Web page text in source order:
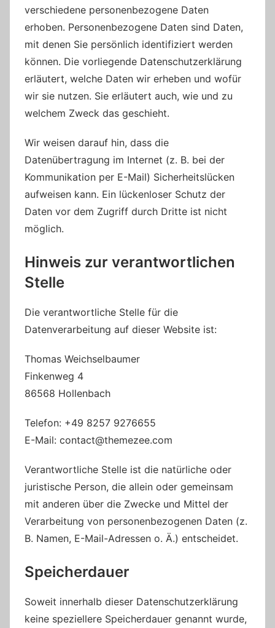
verschiedene personenbezogene Daten
erhoben. Personenbezogene Daten sind Daten,
mit denen Sie persönlich identifiziert werden
können. Die vorliegende Datenschutzerklärung
erläutert, welche Daten wir erheben und wofür
wir sie nutzen. Sie erläutert auch, wie und zu
welchem Zweck das geschieht.
Wir weisen darauf hin, dass die
Datenübertragung im Internet (z. B. bei der
Kommunikation per E-Mail) Sicherheitslücken
aufweisen kann. Ein lückenloser Schutz der
Daten vor dem Zugriff durch Dritte ist nicht
möglich.
Hinweis zur verantwortlichen
Stelle
Die verantwortliche Stelle für die
Datenverarbeitung auf dieser Website ist:
Thomas Weichselbaumer
Finkenweg 4
86568 Hollenbach
Telefon: +49 8257 9276655
E-Mail: contact@themezee.com
Verantwortliche Stelle ist die natürliche oder
juristische Person, die allein oder gemeinsam
mit anderen über die Zwecke und Mittel der
Verarbeitung von personenbezogenen Daten (z.
B. Namen, E-Mail-Adressen o. Ä.) entscheidet.
Speicherdauer
Soweit innerhalb dieser Datenschutzerklärung
keine speziellere Speicherdauer genannt wurde,